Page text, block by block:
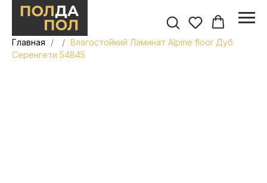
Главная
Влагостойкий Ламинат Alpine floor Дуб
Серенгети 54845